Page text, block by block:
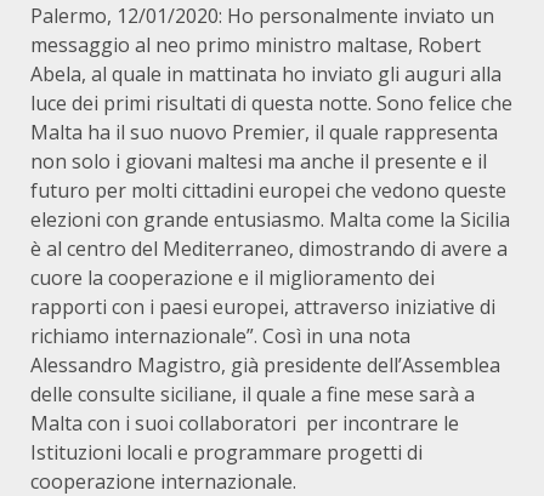
Palermo, 12/01/2020: Ho personalmente inviato un
messaggio al neo primo ministro maltase, Robert
Abela, al quale in mattinata ho inviato gli auguri alla
luce dei primi risultati di questa notte. Sono felice che
Malta ha il suo nuovo Premier, il quale rappresenta
non solo i giovani maltesi ma anche il presente e il
futuro per molti cittadini europei che vedono queste
elezioni con grande entusiasmo. Malta come la Sicilia
è al centro del Mediterraneo, dimostrando di avere a
cuore la cooperazione e il miglioramento dei
rapporti con i paesi europei, attraverso iniziative di
richiamo internazionale”. Così in una nota
Alessandro Magistro, già presidente dell’Assemblea
delle consulte siciliane, il quale a fine mese sarà a
Malta con i suoi collaboratori per incontrare le
Istituzioni locali e programmare progetti di
cooperazione internazionale.